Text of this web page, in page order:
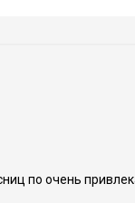
по очень